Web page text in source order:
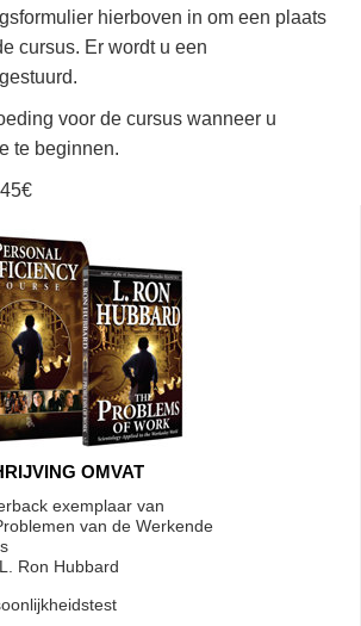
hierboven in om een plaats
cursus. Er wordt u een
voor de cursus wanneer u
te beginnen.
45€
OMVAT
exemplaar van
van de Werkende
Ron Hubbard